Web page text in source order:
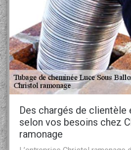
Des chargés de clientèle
selon vos besoins chez
ramonage